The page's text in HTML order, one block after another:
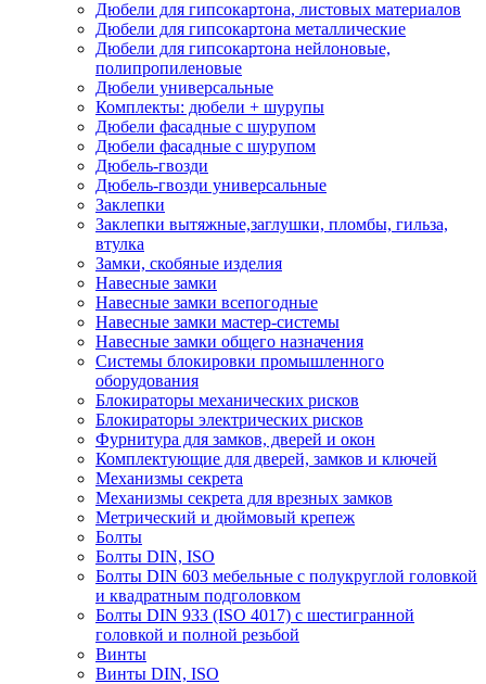
Дюбели для гипсокартона, листовых материалов
Дюбели для гипсокартона металлические
Дюбели для гипсокартона нейлоновые,
полипропиленовые
Дюбели универсальные
Комплекты: дюбели + шурупы
Дюбели фасадные с шурупом
Дюбели фасадные с шурупом
Дюбель-гвозди
Дюбель-гвозди универсальные
Заклепки
Заклепки вытяжные,заглушки, пломбы, гильза,
втулка
Замки, скобяные изделия
Навесные замки
Навесные замки всепогодные
Навесные замки мастер-системы
Навесные замки общего назначения
Системы блокировки промышленного
оборудования
Блокираторы механических рисков
Блокираторы электрических рисков
Фурнитура для замков, дверей и окон
Комплектующие для дверей, замков и ключей
Механизмы секрета
Механизмы секрета для врезных замков
Метрический и дюймовый крепеж
Болты
Болты DIN, ISO
Болты DIN 603 мебельные с полукруглой головкой
и квадратным подголовком
Болты DIN 933 (ISO 4017) с шестигранной
головкой и полной резьбой
Винты
Винты DIN, ISO